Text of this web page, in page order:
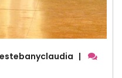
estebanyclaudia |